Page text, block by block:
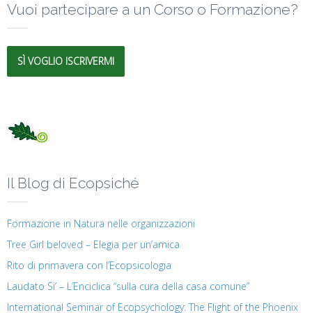
Vuoi partecipare a un Corso o Formazione?
SÌ VOGLIO ISCRIVERMI
Il Blog di Ecopsiché
Formazione in Natura nelle organizzazioni
Tree Girl beloved – Elegia per un’amica
Rito di primavera con l’Ecopsicologia
Laudato Si’ – L’Enciclica “sulla cura della casa comune”
International Seminar of Ecopsychology: The Flight of the Phoenix